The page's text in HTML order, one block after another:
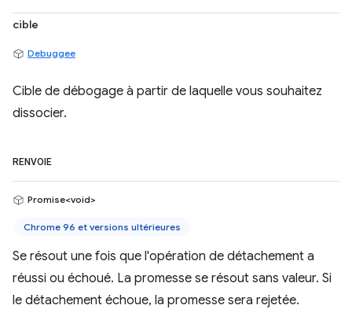
cible
Debuggee
Cible de débogage à partir de laquelle vous souhaitez
dissocier.
RENVOIE
Promise<void>
Chrome 96 et versions ultérieures
Se résout une fois que l'opération de détachement a
réussi ou échoué. La promesse se résout sans valeur. Si
le détachement échoue, la promesse sera rejetée.